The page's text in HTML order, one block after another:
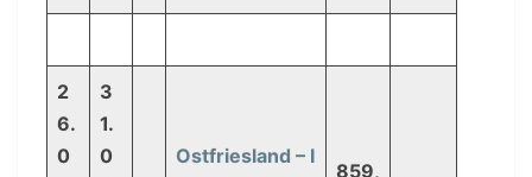
2
6.
0
3
1.
0
Ostfriesland – I
859,